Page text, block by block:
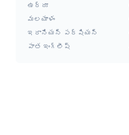
ఉర్దూ
మలయాళం
ఇరానియన్ పర్షియన్
పాత ఇంగ్లీష్